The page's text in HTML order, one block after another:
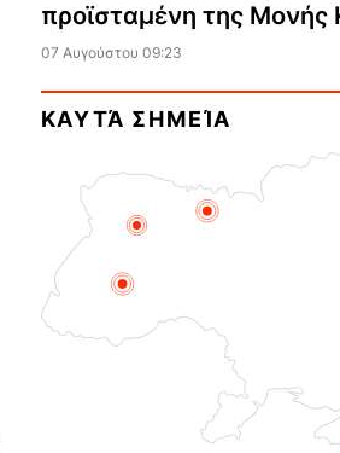
προϊσταμένη της Μονής
07 Αυγούστου 09:23
ΚΑΥΤΆ ΣΗΜΕΊΑ